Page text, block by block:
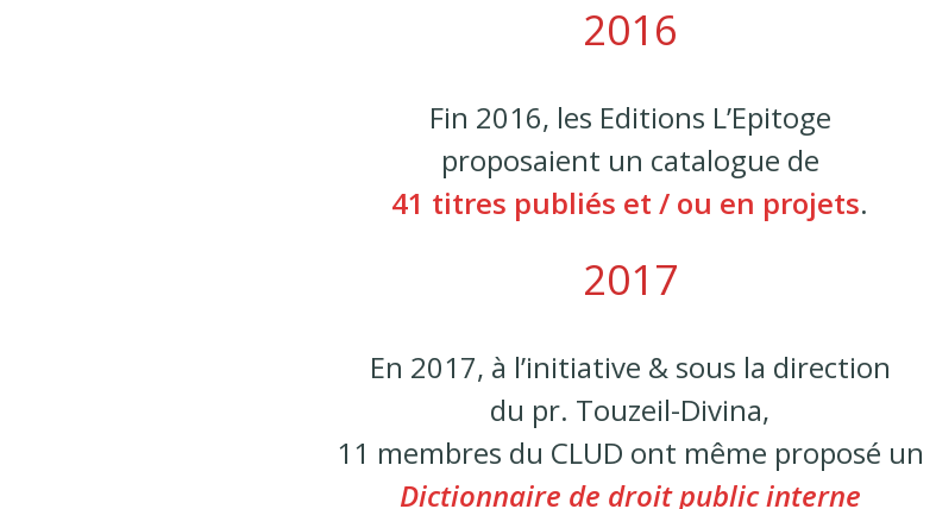
2016
Fin 2016, les Editions L’Epitoge
proposaient un catalogue de
41 titres publiés et / ou en projets.
2017
En 2017, à l’initiative & sous la direction
du pr. Touzeil-Divina,
11 membres du CLUD ont même proposé un
Dictionnaire de droit public interne